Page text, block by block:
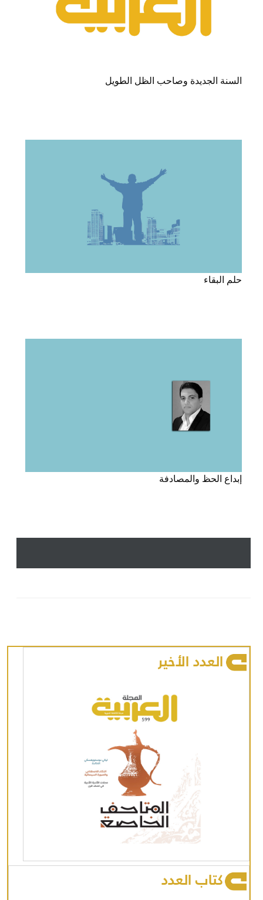
السنة الجديدة وصاحب الظل الطويل
حلم البقاء
إبداع الحظ والمصادفة
العدد الأخير
كتاب العدد